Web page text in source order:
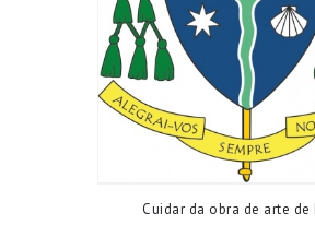
Cuidar da obra de arte de